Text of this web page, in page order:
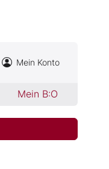
Mein Konto
Mein B:O